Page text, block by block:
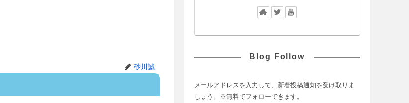
砂川誠
Blog Follow
メールアドレスを入力して、新着投稿通知を受け取りま
しょう。※無料でフォローできます。